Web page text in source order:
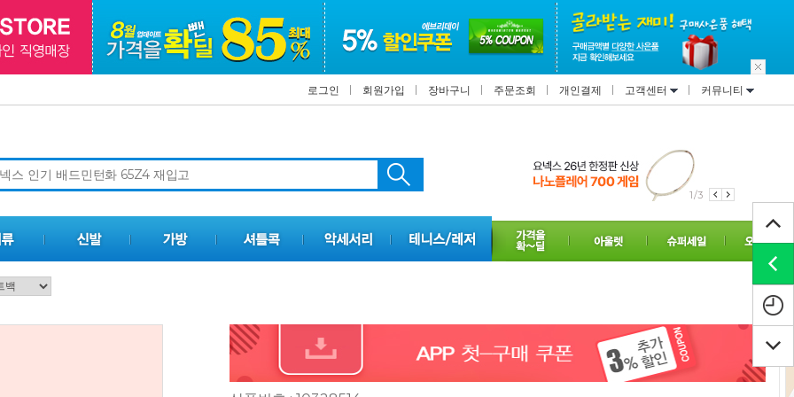
로그인 회원가입 장바구니 주문조회 개인결제 고객센터 커뮤니티
2/3